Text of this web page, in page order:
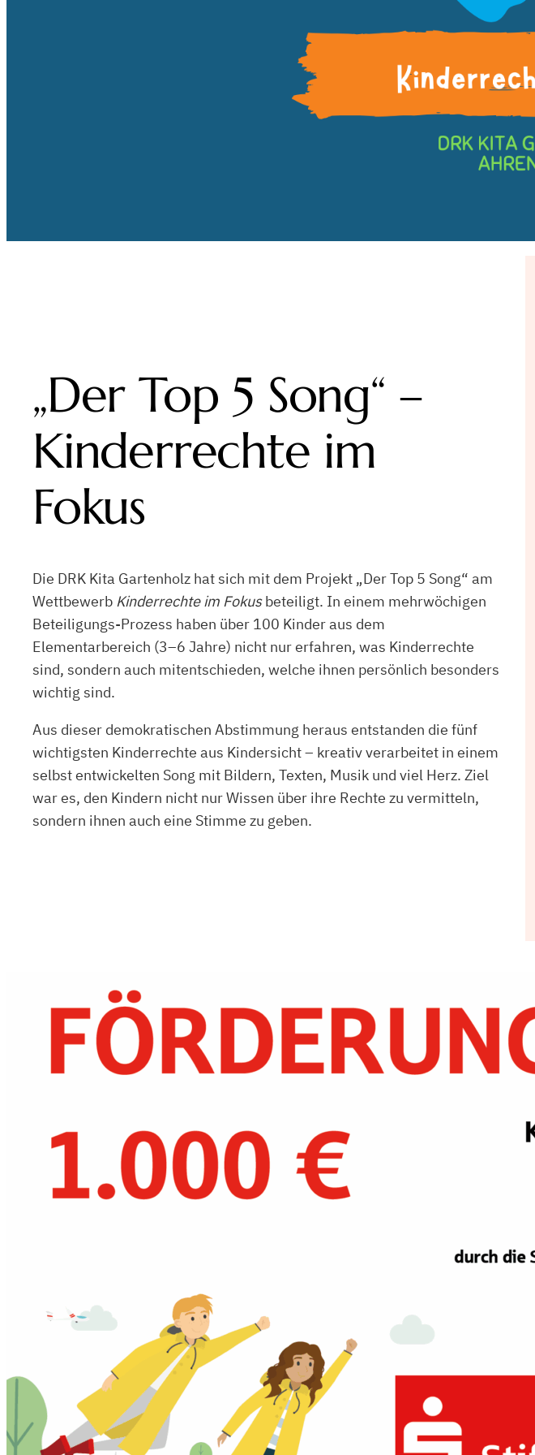
„Der Top 5 Song“ –
Kinderrechte im
Fokus
Die DRK Kita Gartenholz hat sich mit dem Projekt „Der Top 5 Song“ am
Wettbewerb Kinderrechte im Fokusbeteiligt. In einem mehrwöchigen
Beteiligungs-Prozess haben über 100 Kinder aus dem
Elementarbereich (3–6 Jahre) nicht nur erfahren, was Kinderrechte
sind, sondern auch mitentschieden, welche ihnen persönlich besonders
wichtig sind.
Aus dieser demokratischen Abstimmung heraus entstanden die fünf
wichtigsten Kinderrechte aus Kindersicht – kreativ verarbeitet in einem
selbst entwickelten Song mit Bildern, Texten, Musik und viel Herz. Ziel
war es, den Kindern nicht nur Wissen über ihre Rechte zu vermitteln,
sondern ihnen auch eine Stimme zu geben.